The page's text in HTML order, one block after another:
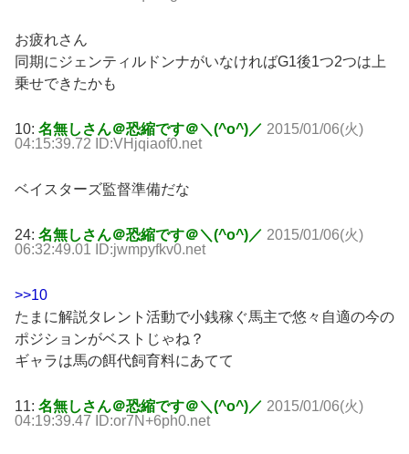
お疲れさん
同期にジェンティルドンナがいなければG1後1つ2つは上
乗せできたかも
10: 名無しさん＠恐縮です＠＼(^o^)／ 2015/01/06(火)
04:15:39.72 ID:VHjqiaof0.net
ベイスターズ監督準備だな
24: 名無しさん＠恐縮です＠＼(^o^)／ 2015/01/06(火)
06:32:49.01 ID:jwmpyfkv0.net
>>10
たまに解説タレント活動で小銭稼ぐ馬主で悠々自適の今の
ポジションがベストじゃね？
ギャラは馬の餌代飼育料にあてて
11: 名無しさん＠恐縮です＠＼(^o^)／ 2015/01/06(火)
04:19:39.47 ID:or7N+6ph0.net